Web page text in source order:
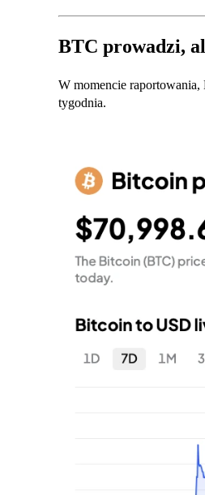
BTC prowadzi,
W momencie
tygodnia.